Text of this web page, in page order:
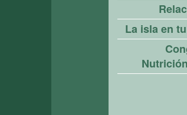
La isla en